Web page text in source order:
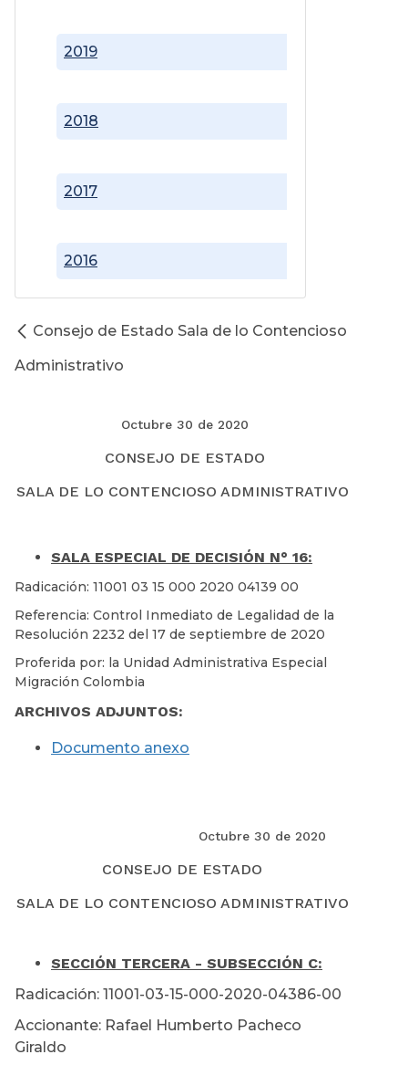
2016
2017
2018
2019
Consejo de Estado Sala de lo Contencioso
Administrativo
Octubre 30 de 2020
CONSEJO DE ESTADO
SALA DE LO CONTENCIOSO ADMINISTRATIVO
SALA ESPECIAL DE DECISIÓN N° 16:
Radicación: 11001 03 15 000 2020 04139 00
Referencia: Control Inmediato de Legalidad de la
Resolución 2232 del 17 de septiembre de 2020
Proferida por: la Unidad Administrativa Especial
Migración Colombia
ARCHIVOS ADJUNTOS:
Documento anexo
Octubre 30 de 2020
CONSEJO DE ESTADO
SALA DE LO CONTENCIOSO ADMINISTRATIVO
SECCIÓN TERCERA - SUBSECCIÓN C:
Radicación: 11001-03-15-000-2020-04386-00
Accionante: Rafael Humberto Pacheco
Giraldo